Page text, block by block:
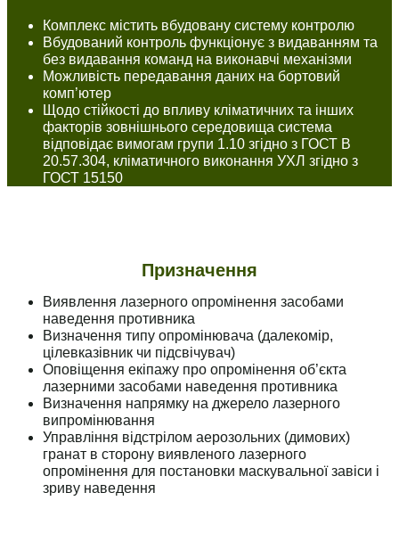
Комплекс містить вбудовану систему контролю
Вбудований контроль функціонує з видаванням та
без видавання команд на виконавчі механізми
Можливість передавання даних на бортовий
комп’ютер
Щодо стійкості до впливу кліматичних та інших
факторів зовнішнього середовища система
відповідає вимогам групи 1.10 згідно з ГОСТ В
20.57.304, кліматичного виконання УХЛ згідно з
ГОСТ 15150
Призначення
Виявлення лазерного опромінення засобами
наведення противника
Визначення типу опромінювача (далекомір,
цілевказівник чи підсвічувач)
Оповіщення екіпажу про опромінення об’єкта
лазерними засобами наведення противника
Визначення напрямку на джерело лазерного
випромінювання
Управління відстрілом аерозольних (димових)
гранат в сторону виявленого лазерного
опромінення для постановки маскувальної завіси і
зриву наведення